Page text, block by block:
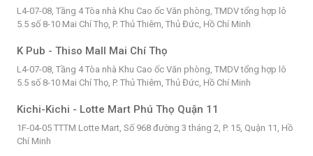
L4-07-08, Tầng 4 Tòa nhà Khu Cao ốc Văn phòng, TMDV tổng hợp lô
5.5 số 8-10 Mai Chí Thọ, P. Thủ Thiêm, Thủ Đức, Hồ Chí Minh
K Pub - Thiso Mall Mai Chí Thọ
L4-07-08, Tầng 4 Tòa nhà Khu Cao ốc Văn phòng, TMDV tổng hợp lô
5.5 số 8-10 Mai Chí Thọ, P. Thủ Thiêm, Thủ Đức, Hồ Chí Minh
Kichi-Kichi - Lotte Mart Phú Thọ Quận 11
1F-04-05 TTTM Lotte Mart, Số 968 đường 3 tháng 2, P. 15, Quận 11, Hồ
Chí Minh